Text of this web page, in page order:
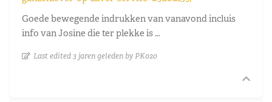
Goede bewegende indrukken van vanavond incluis
info van Josine die ter plekke is …
Last edited 3 jaren geleden by PK020